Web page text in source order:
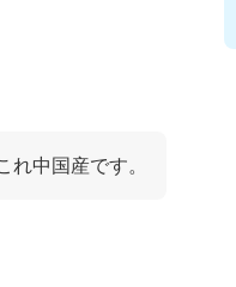
れ中国産です。